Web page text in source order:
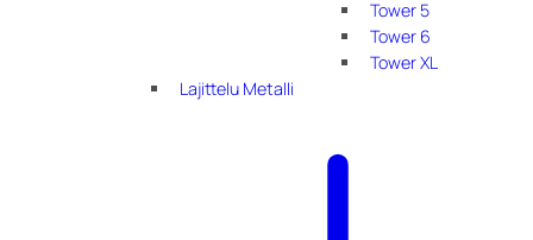
Tower 5
Tower 6
Tower XL
Lajittelu Metalli